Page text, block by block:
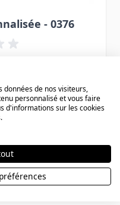
- 0376
aussi
données de nos visiteurs,
personnalisé et vous faire
d'informations sur les cookies